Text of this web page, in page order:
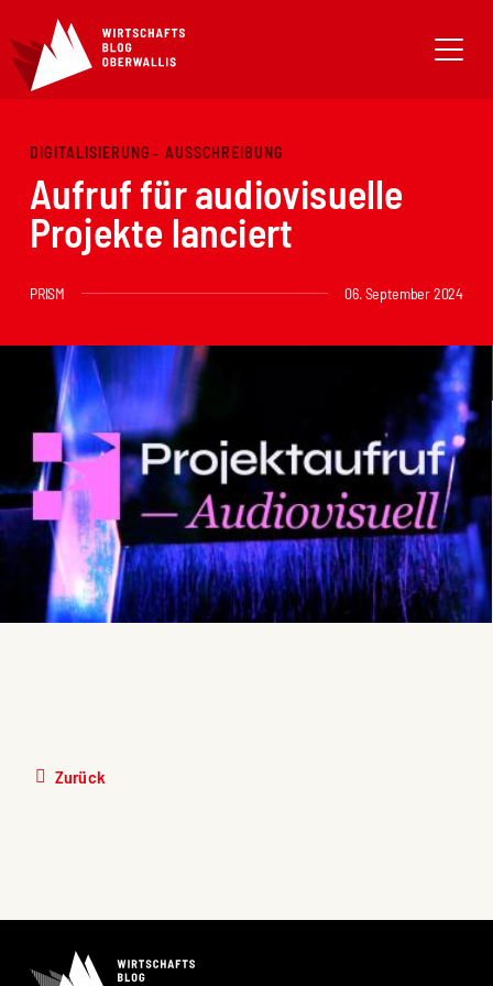
DIGITALISIERUNG AUSSCHREIBUNG
Aufruf für audiovisuelle
Projekte lanciert
PRISM 06. September 2024
Zurück